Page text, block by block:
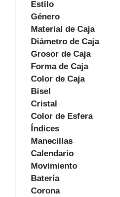
Estilo
Género
Material de Caja
Diámetro de Caja
Grosor de Caja
Forma de Caja
Color de Caja
Bisel
Cristal
Color de Esfera
Índices
Manecillas
Calendario
Movimiento
Batería
Corona